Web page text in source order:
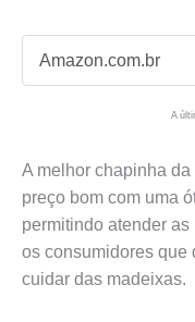
Amazon.com.br
A
A melhor chapinha
preço bom com uma
permitindo atender
os consumidores que
cuidar das madeixas.